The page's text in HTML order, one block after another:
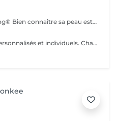
Analyse de peau Face Mapping® Bien connaître sa peau est la première étape pour obtenir une peau en bonne santé. Grâce au concept exclusif de Face Mapping®, votre Skin Thérapeute Dermalogica analyse votre peau, zone par zone, pour comprendre ses besoins et ses carences. Une routine de soins appropriée et des conseils personnalisés vous seront ensuite prodigués.
Soins manuels sur mesure, personnalisés et individuels. Chaque rendez-vous une nouvelle expérience, avec une analyse cutanée précise Face Mapping®, toute en fonction de vos attentes et des besoins de votre peau